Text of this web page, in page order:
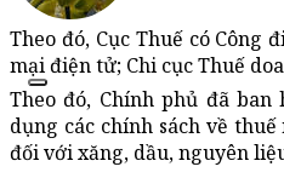
Theo đó, Cục Thuế có
mại điện tử; Chi cục Thuế
Theo đó, Chính phủ đã
dụng các chính sách về
đối với xăng, dầu, nguyên